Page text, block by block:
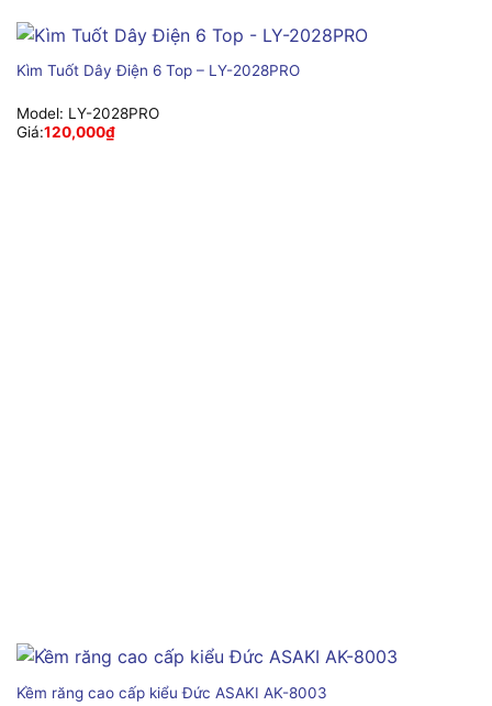
Kìm Tuốt Dây Điện 6 Top – LY-2028PRO
Model: LY-2028PRO
Giá:120,000₫
Kềm răng cao cấp kiểu Đức ASAKI AK-8003